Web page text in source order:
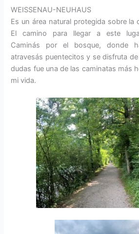
WEISSENAU-NEUHAUS
Es un área natural protegida sobre la
El camino para llegar a este
Caminás por el bosque, donde
atravesás puentecitos y se disfruta
dudas fue una de las caminatas más
mi vida.